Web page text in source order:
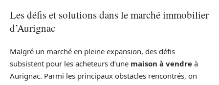
Les défis et solutions dans le marché immobilier
d’Aurignac
Malgré un marché en pleine expansion, des défis
subsistent pour les acheteurs d’une maison à vendre à
Aurignac. Parmi les principaux obstacles rencontrés, on